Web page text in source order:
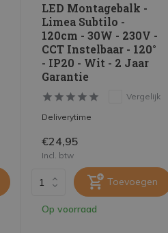
LED Montagebalk -
Limea Subtilo -
120cm - 30W - 230V -
CCT Instelbaar - 120°
- IP20 - Wit - 2 Jaar
Garantie
Vergelijk
Deliverytime
€24,95
Incl. btw
Toevoegen
Op voorraad